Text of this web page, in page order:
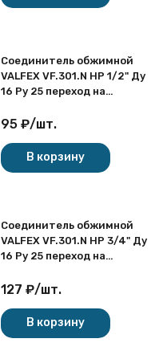
Соединитель обжимной
VALFEX VF.301.N НР 1/2" Ду
16 Ру 25 переход на
никелированный латунный
95 ₽/шт.
В корзину
Соединитель обжимной
VALFEX VF.301.N НР 3/4" Ду
16 Ру 25 переход на
никелированный латунный
127 ₽/шт.
В корзину